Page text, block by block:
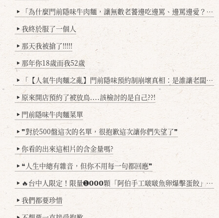
▶ 「為什麼門前隱味牛肉麵，讓無數老饕邊吃邊罵、邊罵邊愛？小辣雞揭密！」
▶ 我終於服了一個人
▶ 那天我被搶了!!!!!
▶ 那年你18歲而我52歲
▶ 「【人氣牛肉麵之亂】門前隱味預約制崩壞真相：是誰讓老闆心灰意冷？」
▶ 原來開店預約了被放鳥....該檢討的是自己??!
▶ 門前隱味牛肉麵菜單
▶ ❞對於500盤這次的名單，很抱歉這次讓你們失望了❞
▶ 你看的出來這相片的含金量嗎?
▶ ❝人生中總有雜音，但你不用每一句都回應❞
▶ 🔥台中人限定！限量➊𝟬𝟬𝟬顆「阿伯手工啵啵魚卵爆擊蛋餃」台北已被搶爆2萬顆，最後名額門前隱味只留給你！🥟💥
▶ 我們都要珍惜
▶